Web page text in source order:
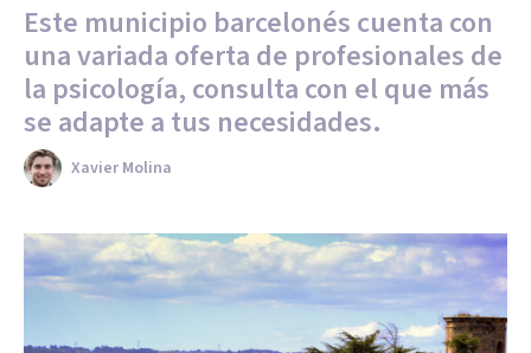
Este municipio barcelonés cuenta con
una variada oferta de profesionales de
la psicología, consulta con el que más
se adapte a tus necesidades.
Xavier Molina